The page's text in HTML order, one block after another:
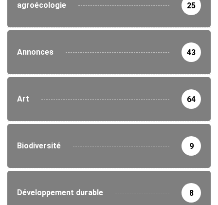
agroécologie 25
Annonces 43
Art 64
Biodiversité 9
Développement durable 8